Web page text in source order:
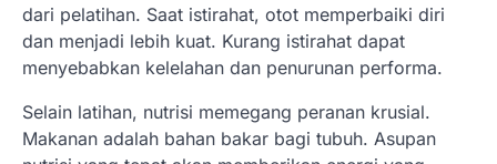
dari pelatihan. Saat istirahat, otot memperbaiki diri
dan menjadi lebih kuat. Kurang istirahat dapat
menyebabkan kelelahan dan penurunan performa.
Selain latihan, nutrisi memegang peranan krusial.
Makanan adalah bahan bakar bagi tubuh. Asupan